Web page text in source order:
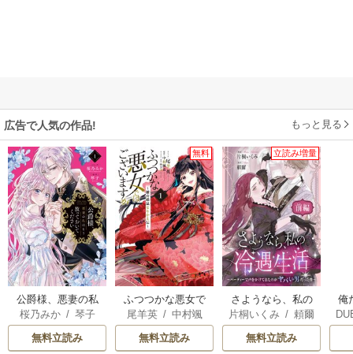
広告で人気の作品! もっと見る
公爵様、悪妻の私
はもう放っておい
てください
桜乃みか/ 琴子
無料立読み
無料
ふつつかな悪女で
はございますが ～
雛宮蝶鼠とりかえ
伝～
尾羊英/ 中村颯
希
/ ゆき哉
無料立読み
立読み増量
さようなら、私の
冷遇生活 ～パーテ
ィーで声をかけて
きたのがヤバい男
片桐いくみ /頼爾
無料立読み
俺